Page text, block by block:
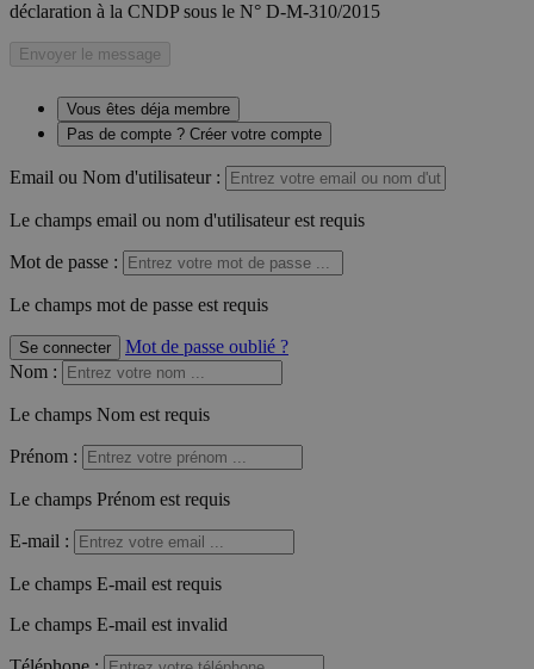
déclaration à la CNDP sous le N° D-M-310/2015
Envoyer le message
Vous êtes déja membre
Pas de compte ? Créer votre compte
Email ou Nom d'utilisateur :
Le champs email ou nom d'utilisateur est requis
Mot de passe :
Le champs mot de passe est requis
Se connecter
Mot de passe oublié ?
Nom :
Le champs Nom est requis
Prénom :
Le champs Prénom est requis
E-mail :
Le champs E-mail est requis
Le champs E-mail est invalid